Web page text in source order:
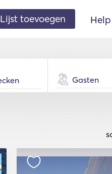
Lijst toevoegen Help
Gasten